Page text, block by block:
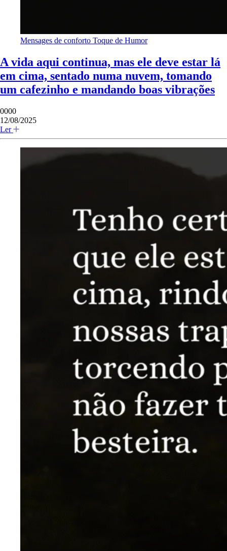
Mensages de conforto Toque de Humor
A vida aqui continua, mas ele deve estar lá
em cima, sentado numa nuvem, tomando
um cafezinho e mandando boas vibrações
0000
12/08/2025
Ler